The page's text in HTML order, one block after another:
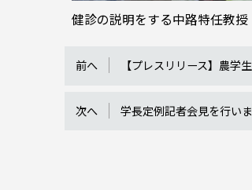
健診の説明をする中路特任教授
前へ 【プレスリリース】農学
次へ 学長定例記者会見を行い